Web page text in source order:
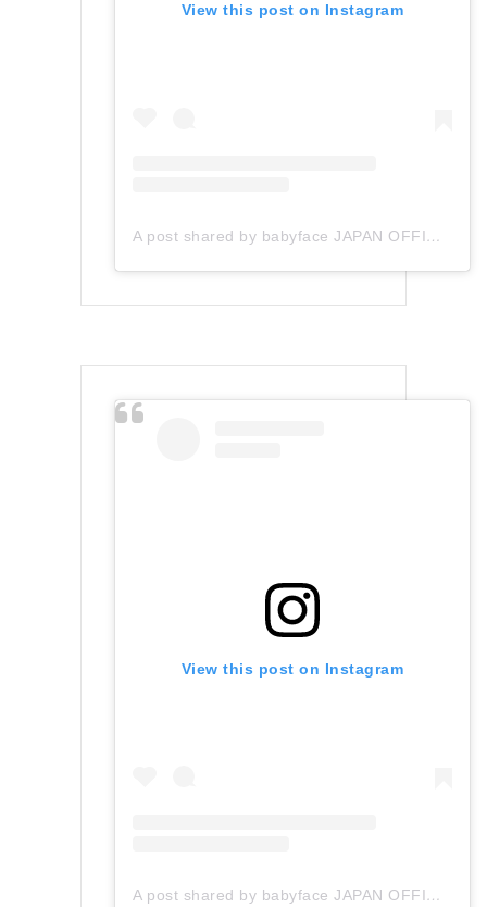
View this post on Instagram
A post shared by babyface JAPAN OFFICIAL (@babyface_japan)
View this post on Instagram
A post shared by babyface JAPAN OFFICIAL (@babyface_japan)